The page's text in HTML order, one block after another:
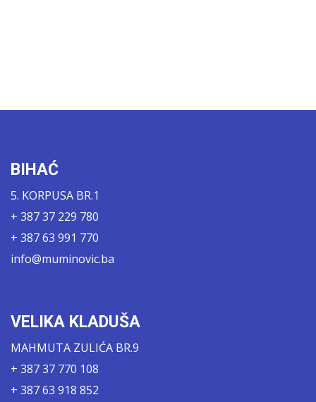
BIHAĆ
5. KORPUSA BR.1
+ 387 37 229 780
+ 387 63 991 770
info@muminovic.ba
VELIKA KLADUŠA
MAHMUTA ZULIĆA BR.9
+ 387 37 770 108
+ 387 63 918 852